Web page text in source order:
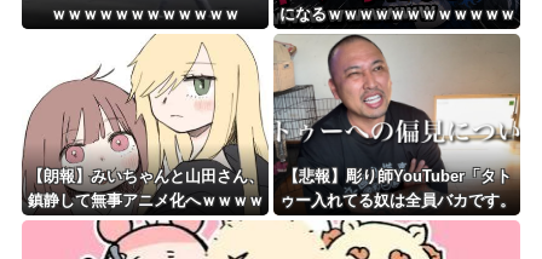
ｗｗｗｗｗｗｗｗｗｗｗｗ
になるｗｗｗｗｗｗｗｗｗｗｗｗ
ｗ
【朗報】みいちゃんと山田さん、
鎮静して無事アニメ化へｗｗｗｗ
ｗｗｗｗｗ
【悲報】彫り師YouTuber「タト
ゥー入れてる奴は全員バカです。
すごい民度低い」